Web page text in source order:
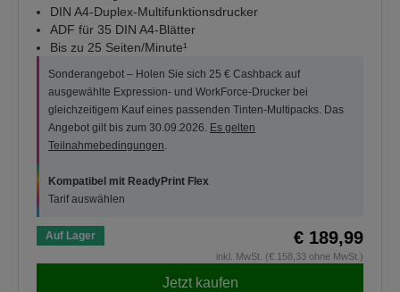
DIN A4-Duplex-Multifunktionsdrucker
ADF für 35 DIN A4-Blätter
Bis zu 25 Seiten/Minute¹
Sonderangebot – Holen Sie sich 25 € Cashback auf
ausgewählte Expression- und WorkForce-Drucker bei
gleichzeitigem Kauf eines passenden Tinten-Multipacks. Das
Angebot gilt bis zum 30.09.2026. Es gelten
Teilnahmebedingungen.
Kompatibel mit ReadyPrint Flex
Tarif auswählen
Auf Lager € 189,99
inkl. MwSt. (€ 158,33 ohne MwSt.)
Jetzt kaufen